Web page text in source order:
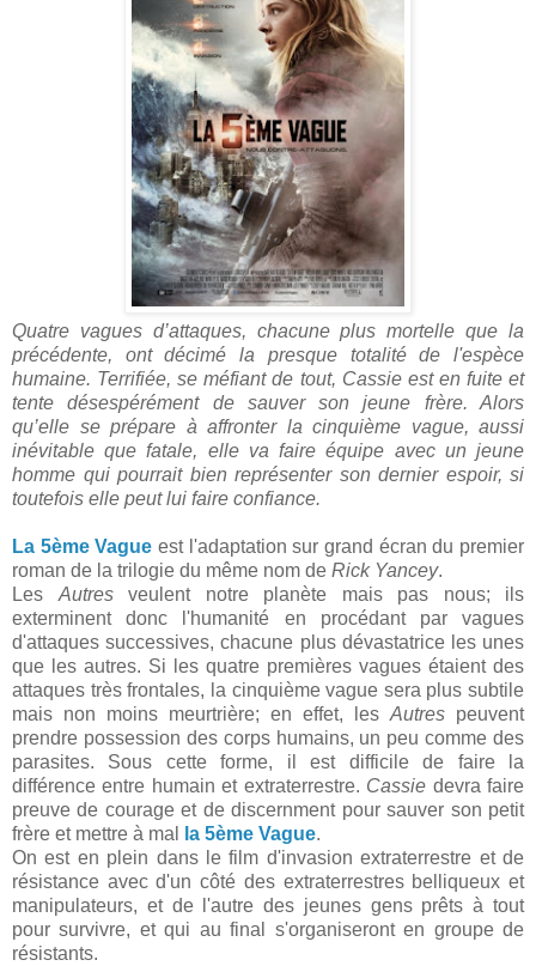
Quatre vagues d’attaques, chacune plus mortelle que la
précédente, ont décimé la presque totalité de l'espèce
humaine. Terrifiée, se méfiant de tout, Cassie est en fuite et
tente désespérément de sauver son jeune frère. Alors
qu’elle se prépare à affronter la cinquième vague, aussi
inévitable que fatale, elle va faire équipe avec un jeune
homme qui pourrait bien représenter son dernier espoir, si
toutefois elle peut lui faire confiance.
La 5ème Vague est l'adaptation sur grand écran du premier
roman de la trilogie du même nom de Rick Yancey.
Les Autres veulent notre planète mais pas nous; ils
exterminent donc l'humanité en procédant par vagues
d'attaques successives, chacune plus dévastatrice les unes
que les autres. Si les quatre premières vagues étaient des
attaques très frontales, la cinquième vague sera plus subtile
mais non moins meurtrière; en effet, les Autres peuvent
prendre possession des corps humains, un peu comme des
parasites. Sous cette forme, il est difficile de faire la
différence entre humain et extraterrestre. Cassie devra faire
preuve de courage et de discernment pour sauver son petit
frère et mettre à mal
la 5ème Vague.
On est en plein dans le film d'invasion extraterrestre et de
résistance avec d'un côté des extraterrestres belliqueux et
manipulateurs, et de l'autre des jeunes gens prêts à tout
pour survivre, et qui au final s'organiseront en groupe de
résistants.